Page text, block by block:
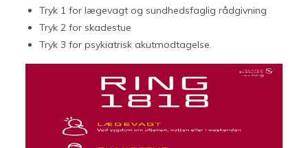
Tryk 1 for lægevagt og sundhedsfaglig rådgivning
Tryk 2 for skadestue
Tryk 3 for psykiatrisk akutmodtagelse.